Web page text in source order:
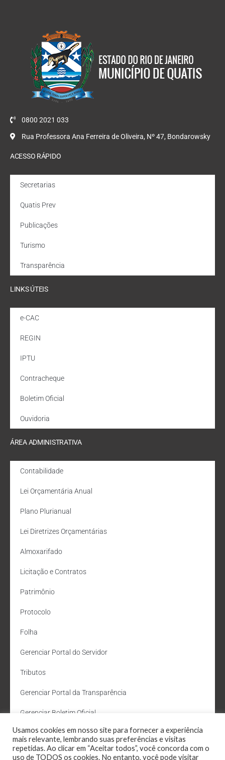
0800 2021 033
Rua Professora Ana Ferreira de Oliveira, Nº 47, Bondarowsky
ACESSO RÁPIDO
Secretarias
Quatis Prev
Publicações
Turismo
Transparência
LINKS ÚTEIS
e-CAC
REGIN
IPTU
Contracheque
Boletim Oficial
Ouvidoria
ÁREA ADMINISTRATIVA
Contabilidade
Lei Orçamentária Anual
Plano Plurianual
Lei Diretrizes Orçamentárias
Almoxarifado
Licitação e Contratos
Patrimônio
Protocolo
Folha
Gerenciar Portal do Servidor
Tributos
Gerenciar Portal da Transparência
Gerenciar Boletim Oficial
Departamento de Água e Esgoto
Administração Site
Usamos cookies em nosso site para fornecer a experiência
mais relevante, lembrando suas preferências e visitas
repetidas. Ao clicar em “Aceitar todos”, você concorda com o
uso de TODOS os cookies. No entanto, você pode visitar